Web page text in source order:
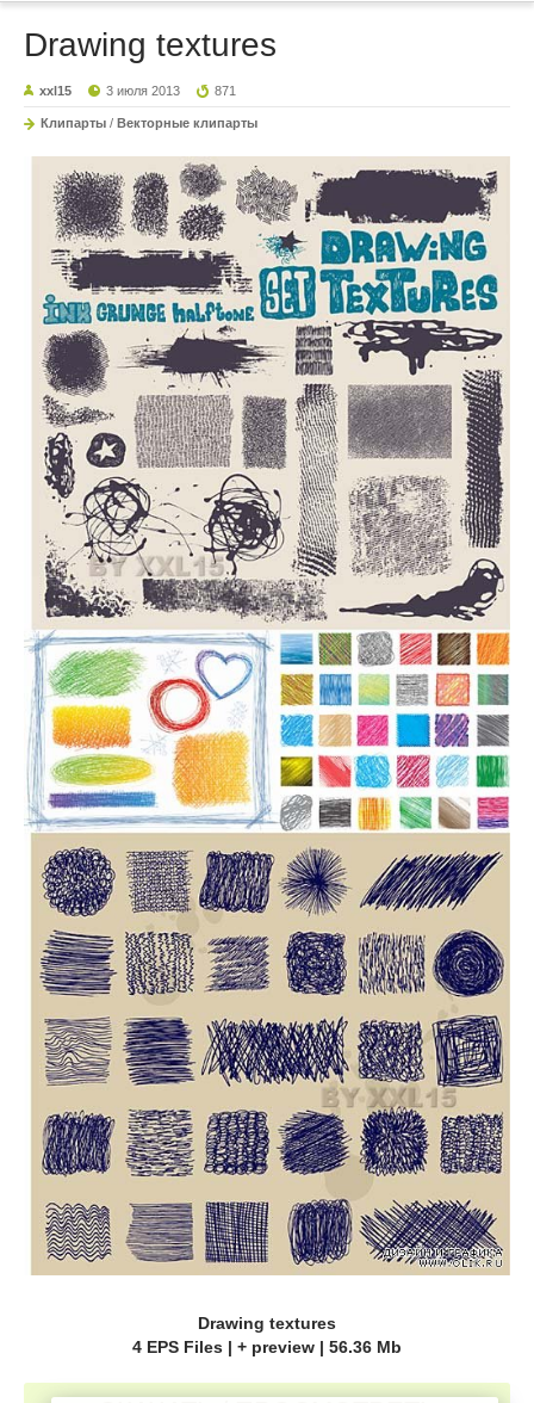
Drawing textures
xxl15 3 июля 2013 871
Клипарты / Векторные клипарты
Drawing textures
4 EPS Files | + preview | 56.36 Mb